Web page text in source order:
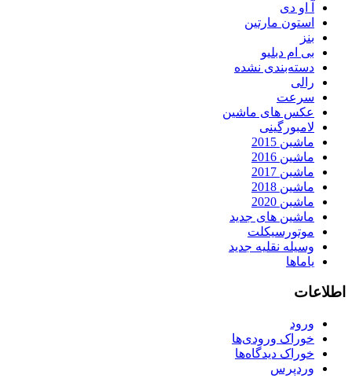
آ او دی
استون مارتین
بنز
بی ام دبلیو
دسته‌بندی نشده
رالی
سرعت
عکس های ماشین
لامبورگینی
ماشین 2015
ماشین 2016
ماشین 2017
ماشین 2018
ماشین 2020
ماشین های جدید
موتورسیکلت
وسیله نقلیه جدید
یاماها
اطلاعات
ورود
خوراک ورودی‌ها
خوراک دیدگاه‌ها
وردپرس